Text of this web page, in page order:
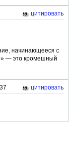
цитировать
начинающееся с
— это кромешный
цитировать